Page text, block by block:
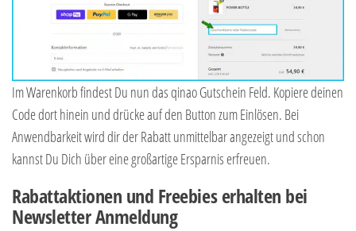
Im Warenkorb findest Du nun das qinao Gutschein Feld. Kopiere deinen
Code dort hinein und drücke auf den Button zum Einlösen. Bei
Anwendbarkeit wird dir der Rabatt unmittelbar angezeigt und schon
kannst Du Dich über eine großartige Ersparnis erfreuen.
Rabattaktionen und Freebies erhalten bei
Newsletter Anmeldung